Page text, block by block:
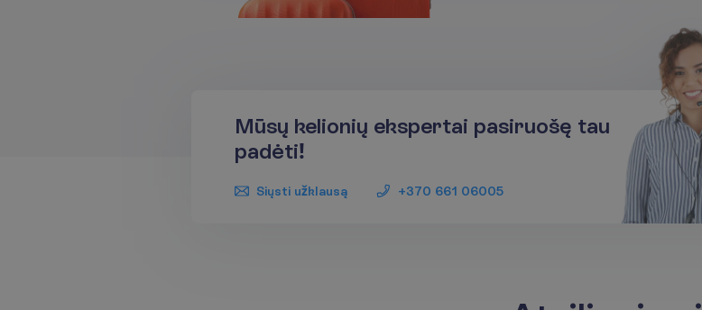
Mūsų kelionių ekspertai pasiruošę tau
padėti!
Siųsti užklausą +370 661 06005